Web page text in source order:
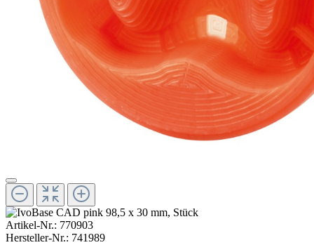
Artikel-Nr.: 770903
Hersteller-Nr.: 741989